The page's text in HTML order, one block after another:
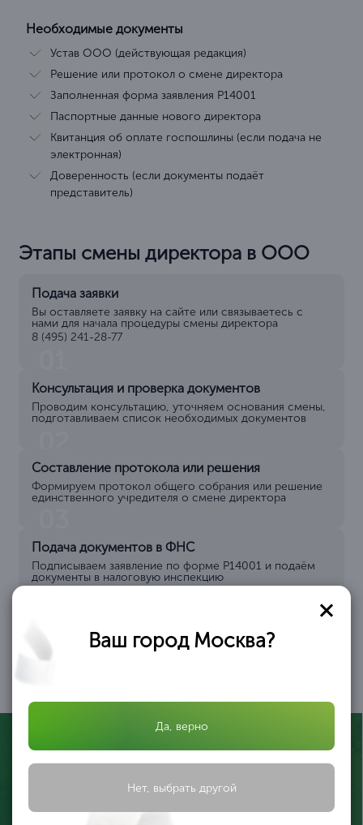
Необходимые документы
Устав ООО (действующая редакция)
Решение или протокол о смене директора
Заполненная форма заявления Р14001
Паспортные данные нового директора
Квитанция об оплате госпошлины (если подача не
электронная)
Доверенность (если документы подаёт
представитель)
Этапы смены директора в ООО
Подача заявки
Вы оставляете заявку на сайте или связываетесь с
нами для начала процедуры смены директора
8 (495) 241-28-77
Консультация и проверка документов
Проводим консультацию, уточняем основания смены,
подготавливаем список необходимых документов
Составление протокола или решения
Формируем протокол общего собрания или решение
единственного учредителя о смене директора
Подача документов в ФНС
Подписываем заявление по форме Р14001 и подаём
документы в налоговую инспекцию
Смена директора в ЕГРЮЛ
Через 3-5 рабочих дней
вы получаете выписку с
новым директором.
05
Ваш город Москва?
Да, верно
Нет, выбрать другой